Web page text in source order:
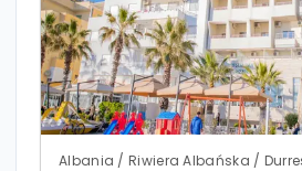
Albania / Riwiera Albańska /